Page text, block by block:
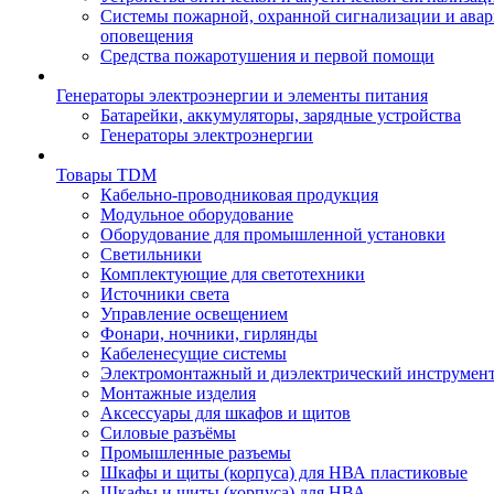
Системы пожарной, охранной сигнализации и
оповещения
Средства пожаротушения и первой помощи
Генераторы электроэнергии и элементы питания
Батарейки, аккумуляторы, зарядные устройства
Генераторы электроэнергии
Товары TDM
Кабельно-проводниковая продукция
Модульное оборудование
Оборудование для промышленной установки
Светильники
Комплектующие для светотехники
Источники света
Управление освещением
Фонари, ночники, гирлянды
Кабеленесущие системы
Электромонтажный и диэлектрический
Монтажные изделия
Аксессуары для шкафов и щитов
Силовые разъёмы
Промышленные разъемы
Шкафы и щиты (корпуса) для НВА пластиковые